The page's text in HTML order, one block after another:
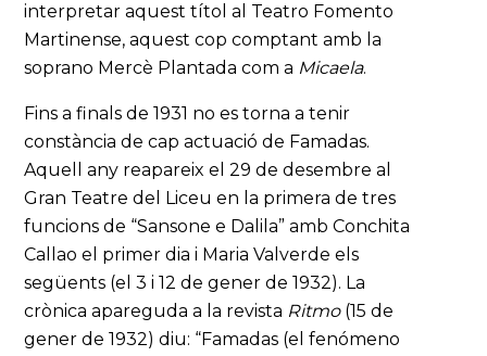
interpretar aquest títol al Teatro Fomento
Martinense, aquest cop comptant amb la
soprano Mercè Plantada com a Micaela.
Fins a finals de 1931 no es torna a tenir
constància de cap actuació de Famadas.
Aquell any reapareix el 29 de desembre al
Gran Teatre del Liceu en la primera de tres
funcions de “Sansone e Dalila” amb Conchita
Callao el primer dia i Maria Valverde els
següents (el 3 i 12 de gener de 1932). La
crònica apareguda a la revista Ritmo(15 de
gener de 1932) diu: “Famadas (el fenómeno